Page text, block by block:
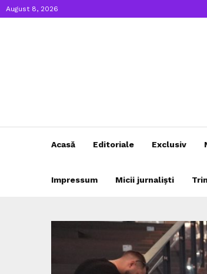
August 8, 2026
Acasă Editoriale Exclusiv
Impressum Micii jurnaliști